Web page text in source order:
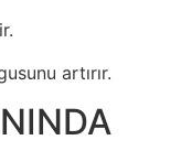
artırır.